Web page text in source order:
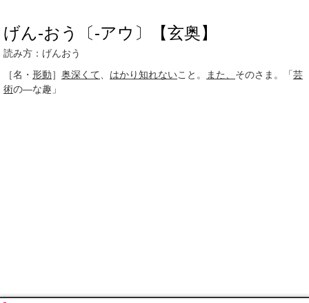
げん‐おう〔‐アウ〕【玄奥】
読み方：げんおう
［名・ 形動］ 奥深くて はかり知れないこと。 また、 そのさま。「芸
術の―な趣」